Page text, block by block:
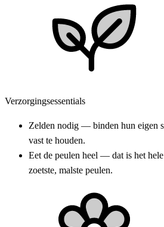
Verzorgingsessentials
Zelden nodig — binden hun eigen
vast te houden.
Eet de peulen heel — dat is het
zoetste, malste peulen.